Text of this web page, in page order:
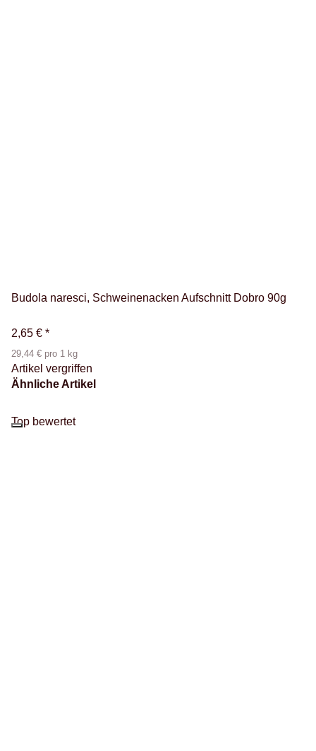
Budola naresci, Schweinenacken Aufschnitt Dobro 90g
2,65 € *
29,44 € pro 1 kg
Artikel vergriffen
Ähnliche Artikel
Top bewertet